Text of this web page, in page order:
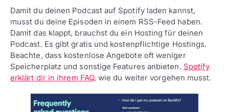
Damit du deinen Podcast auf Spotify laden kannst,
musst du deine Episoden in einem RSS-Feed haben.
Damit das klappt, brauchst du ein Hosting für deinen
Podcast. Es gibt gratis und kostenpflichtige Hostings.
Beachte, dass kostenlose Angebote oft weniger
Speicherplatz und sonstige Features anbieten. Spotify
erklärt dir in ihrem FAQ, wie du weiter vorgehen musst.